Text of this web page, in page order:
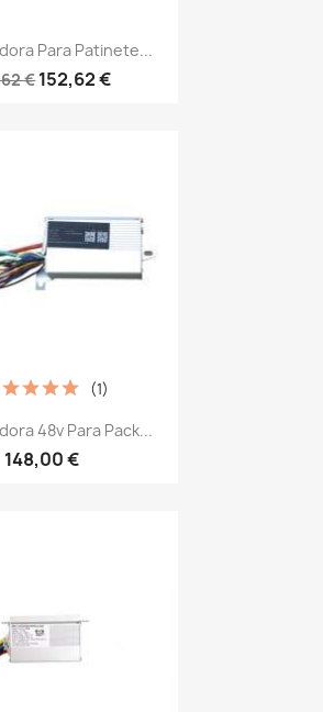
Vista rápida
Para Patinete...
€152,62 €
Vista rápida
48v Para Pack...
148,00 €
(1)